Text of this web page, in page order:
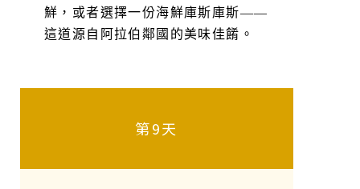
鮮，或者選擇一份海鮮庫斯庫斯——
這道源自阿拉伯鄰國的美味佳餚。
第9天